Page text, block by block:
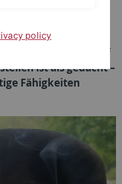
und New York
Steinzeit-Klebstoff
ist als gedacht –
Fähigkeiten
policy